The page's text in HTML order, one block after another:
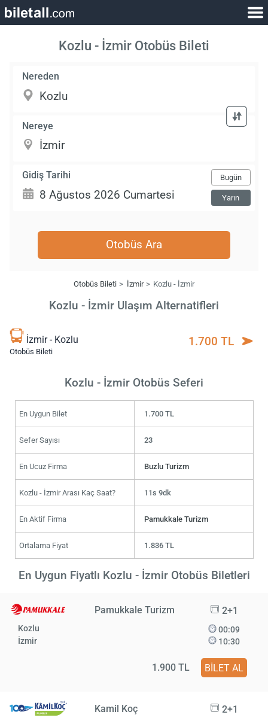
Kozlu - İzmir Otobüs Bileti
Nereden
Nereye
Gidiş Tarihi Bugün
Yarın
Otobüs Ara
Otobüs Bileti İzmir Kozlu - İzmir
Kozlu - İzmir Ulaşım Alternatifleri
İzmir - Kozlu
Otobüs Bileti
1.700 TL
Kozlu - İzmir Otobüs Seferi
En Uygun Bilet 1.700 TL
Sefer Sayısı 23
En Ucuz Firma Buzlu Turizm
Kozlu - İzmir Arası Kaç Saat? 11s 9dk
En Aktif Firma Pamukkale Turizm
Ortalama Fiyat 1.836 TL
En Uygun Fiyatlı Kozlu - İzmir Otobüs Biletleri
Pamukkale Turizm 2+1
Kozlu
İzmir
00:09
10:30
1.900 TL BİLET AL
Kamil Koç 2+1